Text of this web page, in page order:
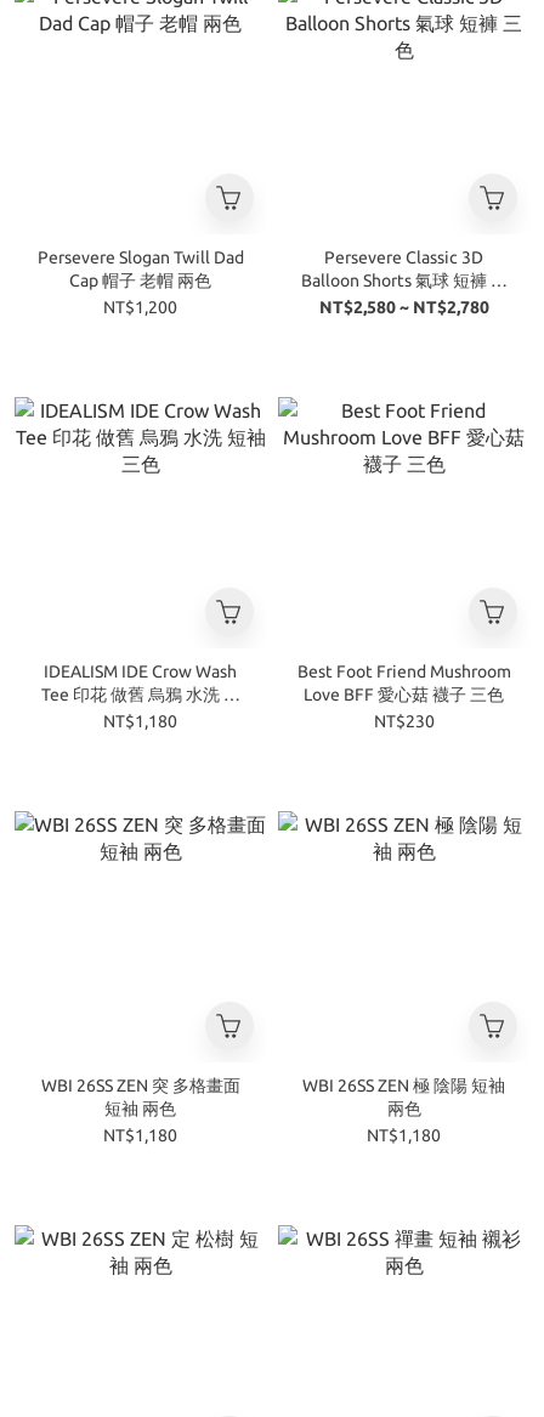
Persevere Slogan Twill Dad
Cap 帽子 老帽 兩色
NT$1,200
Persevere Classic 3D
Balloon Shorts 氣球 短褲 三
色
NT$2,580 ~ NT$2,780
IDEALISM IDE Crow Wash
Tee 印花 做舊 烏鴉 水洗 短
袖 三色
NT$1,180
Best Foot Friend Mushroom
Love BFF 愛心菇 襪子 三色
NT$230
WBI 26SS ZEN 突 多格畫面
短袖 兩色
NT$1,180
WBI 26SS ZEN 極 陰陽 短袖
兩色
NT$1,180